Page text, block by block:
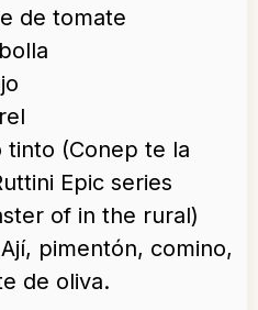
de tomate
tinto (Conep te la
Epic series
of in the rural)
pimentón, comino,
de oliva.